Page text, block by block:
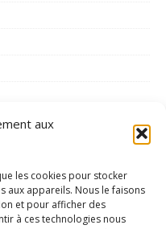
aux
les cookies pour stocker
aux appareils. Nous le faisons
et pour afficher des
à ces technologies nous